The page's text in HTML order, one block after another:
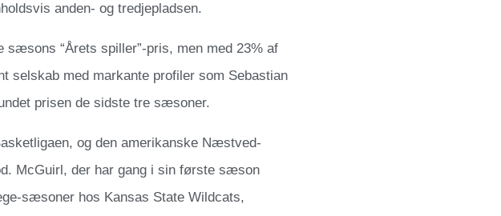
anden- og tredjepladsen.
sæsons “Årets spiller”-pris, men med 23% af
selskab med markante profiler som Sebastian
prisen de sidste tre sæsoner.
og den amerikanske Næstved-
McGuirl, der har gang i sin første sæson
sæsoner hos Kansas State Wildcats,